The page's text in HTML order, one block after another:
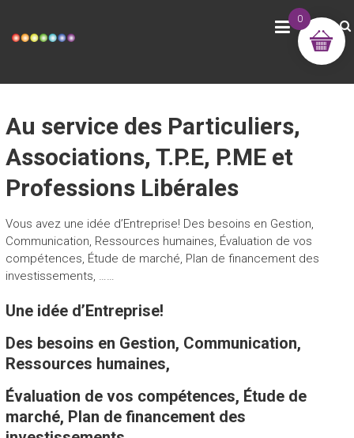
content
Au service des Particuliers,
Associations, T.P.E, P.ME et
Professions Libérales
Vous avez une idée d’Entreprise! Des besoins en Gestion,
Communication, Ressources humaines, Évaluation de vos
compétences, Étude de marché, Plan de financement des
investissements, ……
Une idée d’Entreprise!
Des besoins en Gestion, Communication,
Ressources humaines,
Évaluation de vos compétences, Étude de
marché, Plan de financement des
0